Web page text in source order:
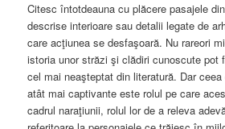
Citesc întotdeauna cu plăcere pasajele
descrise interioare sau detalii legate de
care acţiunea se desfaşoară. Nu rareori
istoria unor străzi şi clădiri cunoscute pot
cel mai neaşteptat din literatură. Dar
atât mai captivante este rolul pe care
cadrul naraţiunii, rolul lor de a releva